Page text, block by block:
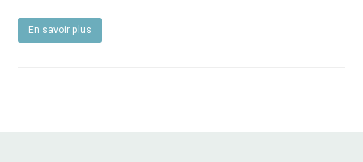
En savoir plus